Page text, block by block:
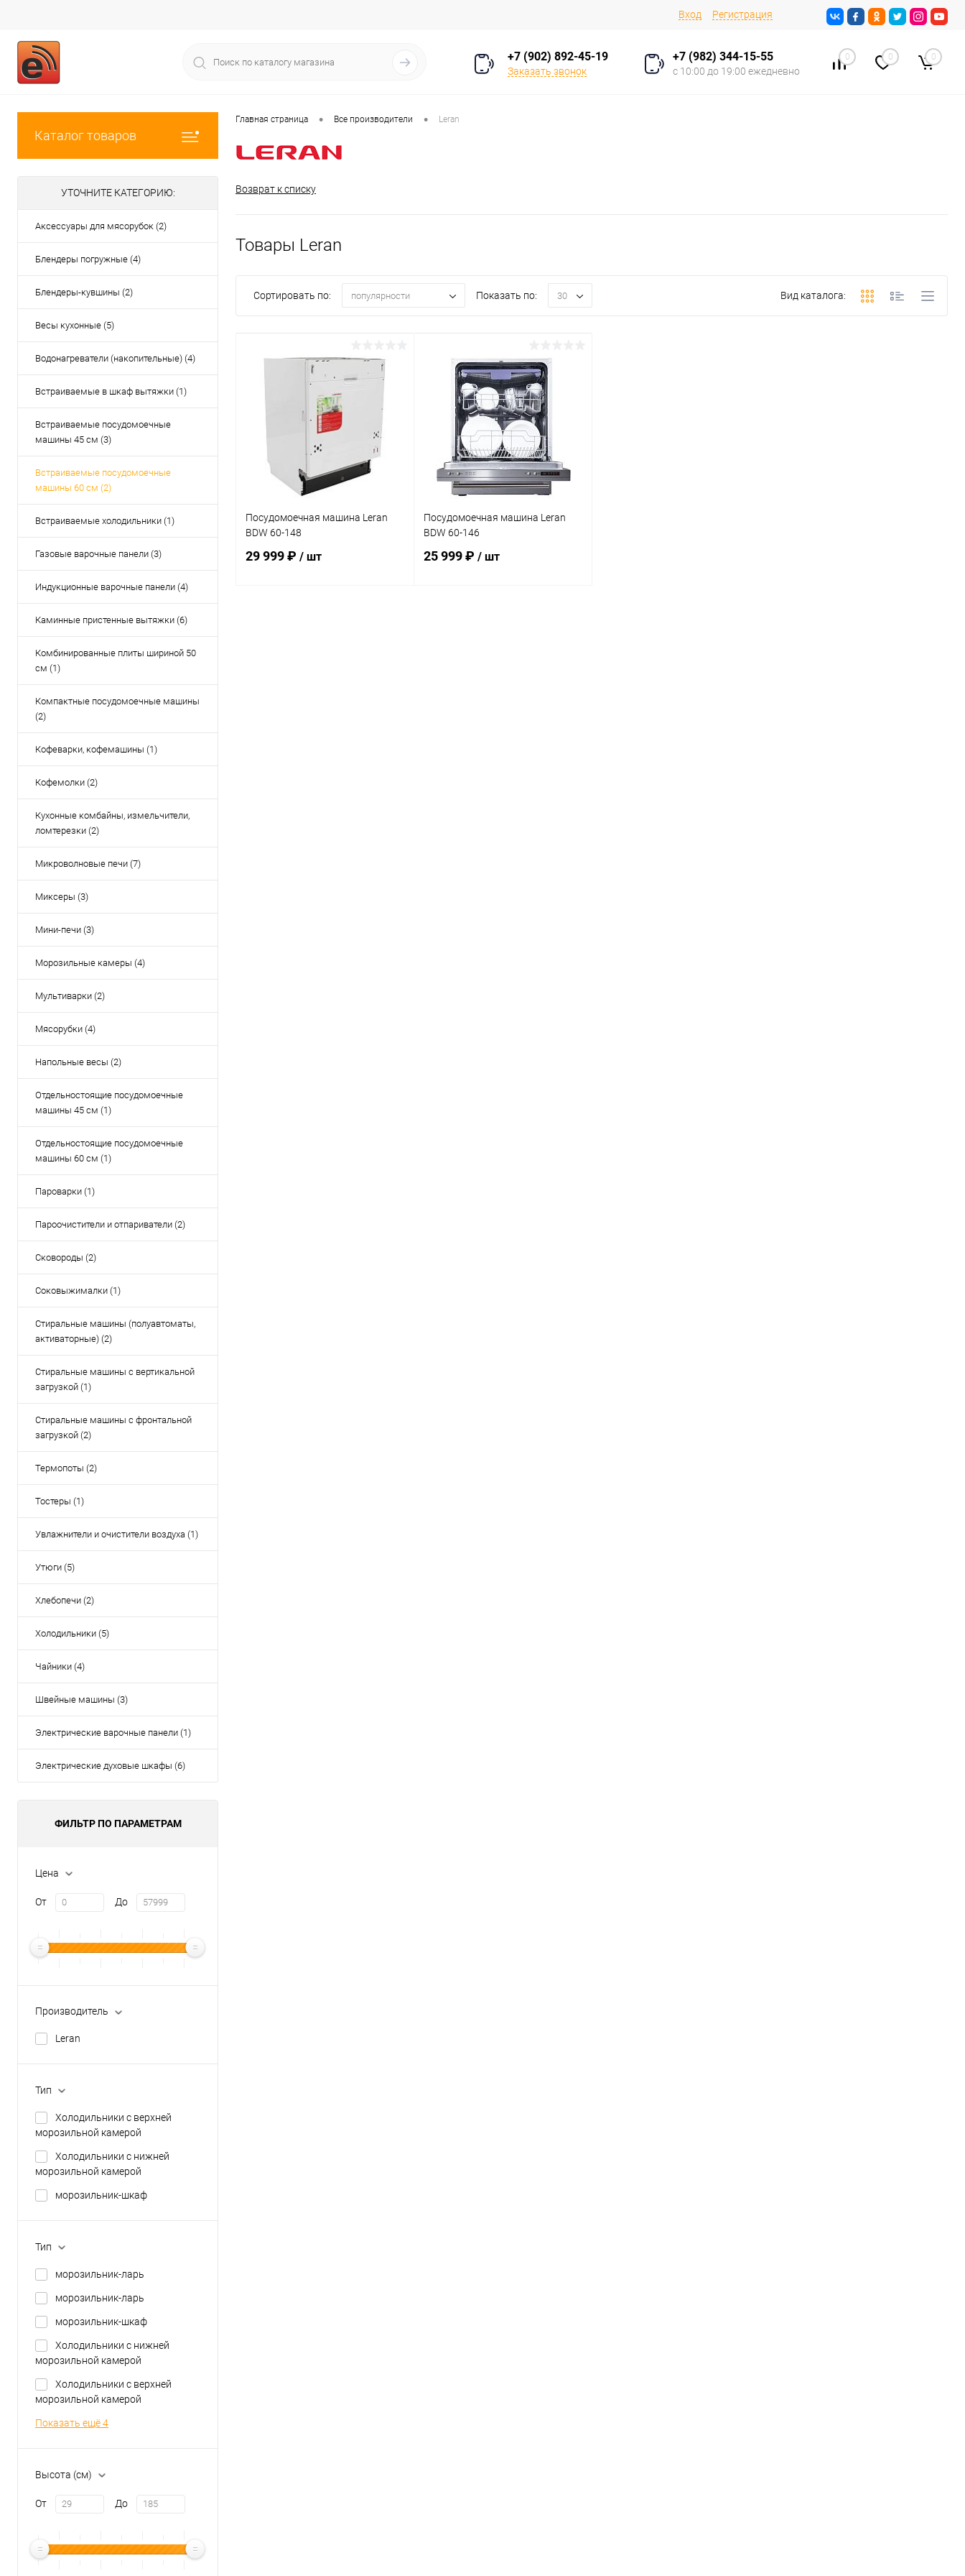
Вход Регистрация
+7 (902) 892-45-19
Заказать звонок
+7 (982) 344-15-55
с 10:00 до 19:00 ежедневно
0 0 0
Каталог товаров
УТОЧНИТЕ КАТЕГОРИЮ:
Аксессуары для мясорубок (2)
Блендеры погружные (4)
Блендеры-кувшины (2)
Весы кухонные (5)
Водонагреватели (накопительные) (4)
Встраиваемые в шкаф вытяжки (1)
Встраиваемые посудомоечные
машины 45 см (3)
Встраиваемые посудомоечные
машины 60 см (2)
Встраиваемые холодильники (1)
Газовые варочные панели (3)
Индукционные варочные панели (4)
Каминные пристенные вытяжки (6)
Комбинированные плиты шириной 50
см (1)
Компактные посудомоечные машины
(2)
Кофеварки, кофемашины (1)
Кофемолки (2)
Кухонные комбайны, измельчители,
ломтерезки (2)
Микроволновые печи (7)
Миксеры (3)
Мини-печи (3)
Морозильные камеры (4)
Мультиварки (2)
Мясорубки (4)
Напольные весы (2)
Отдельностоящие посудомоечные
машины 45 см (1)
Отдельностоящие посудомоечные
машины 60 см (1)
Пароварки (1)
Пароочистители и отпариватели (2)
Сковороды (2)
Соковыжималки (1)
Стиральные машины (полуавтоматы,
активаторные) (2)
Стиральные машины с вертикальной
загрузкой (1)
Стиральные машины с фронтальной
загрузкой (2)
Термопоты (2)
Тостеры (1)
Увлажнители и очистители воздуха (1)
Утюги (5)
Хлебопечи (2)
Холодильники (5)
Чайники (4)
Швейные машины (3)
Электрические варочные панели (1)
Электрические духовые шкафы (6)
ФИЛЬТР ПО ПАРАМЕТРАМ
Цена
От До
Производитель
Leran
Тип
Холодильники с верхней
морозильной камерой
Холодильники с нижней
морозильной камерой
морозильник-шкаф
Тип
морозильник-ларь
морозильник-ларь
морозильник-шкаф
Холодильники с нижней
морозильной камерой
Холодильники с верхней
морозильной камерой
Показать ещё 4
Высота (см)
От До
Главная страница • Все производители • Leran
Возврат к списку
Товары Leran
Сортировать по: популярности Показать по: 30 Вид каталога:
Посудомоечная машина Leran
BDW 60-148
29 999 ₽ / шт
Посудомоечная машина Leran
BDW 60-146
25 999 ₽ / шт